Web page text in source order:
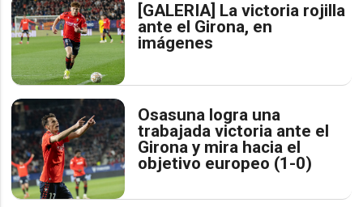
[GALERIA] La victoria rojilla
ante el Girona, en
imágenes
Osasuna logra una
trabajada victoria ante el
Girona y mira hacia el
objetivo europeo (1-0)